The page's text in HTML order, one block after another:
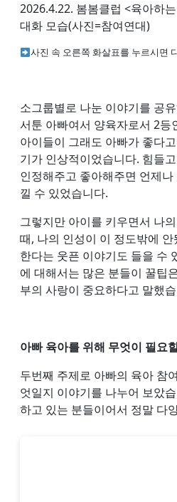
2026.4.22. 봄봄클럽 <육아하
대화 모습(사진=참여연대)
사진 속 오른쪽 화살표를 누르시면
소그룹별로 나눈 이야기를 공
서툰 아빠여서 양육자로서 2등
아이들이 그래도 아빠가 좋다
기가 인상적이었습니다. 힘들
인정해주고 좋아해주면 언제
낄 수 있었습니다.
그렇지만 아이를 키우면서 나
때, 나의 인성이 이 정도밖에
한다는 웃픈 이야기도 들을 수
에 대해서는 많은 분들이 꿀팁
부의 사랑이 중요하다고 말했
아빠 육아를 위해 무엇이 필요
두번째 주제로 아빠의 육아 참
엇일지 이야기를 나누어 보았
하고 있는 분들이어서 정말 다